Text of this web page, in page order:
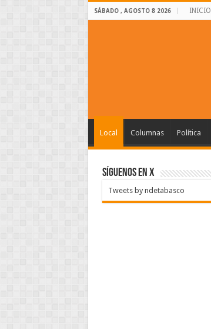
SÁBADO , AGOSTO 8 2026 INICIO
Local Columnas Política
SÍGUENOS EN X
Tweets by ndetabasco